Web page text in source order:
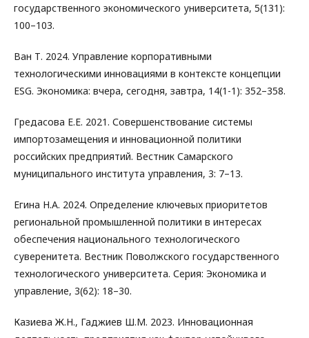
государственного экономического университета, 5(131):
100–103.
Ван Т. 2024. Управление корпоративными
технологическими инновациями в контексте концепции
ESG. Экономика: вчера, сегодня, завтра, 14(1-1): 352–358.
Гредасова Е.Е. 2021. Совершенствование системы
импортозамещения и инновационной политики
российских предприятий. Вестник Самарского
муниципального института управления, 3: 7–13.
Егина Н.А. 2024. Определение ключевых приоритетов
региональной промышленной политики в интересах
обеспечения национального технологического
суверенитета. Вестник Поволжского государственного
технологического университета. Серия: Экономика и
управление, 3(62): 18–30.
Казиева Ж.Н., Гаджиев Ш.М. 2023. Инновационная